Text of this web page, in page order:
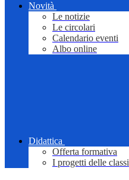
Novità
Le notizie
Le circolari
Calendario eventi
Albo online
Didattica
Offerta formativa
I progetti delle classi